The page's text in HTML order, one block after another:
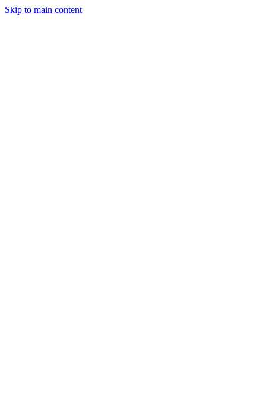
Skip to main content